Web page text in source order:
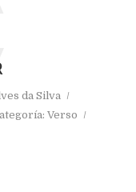
da Silva
Verso